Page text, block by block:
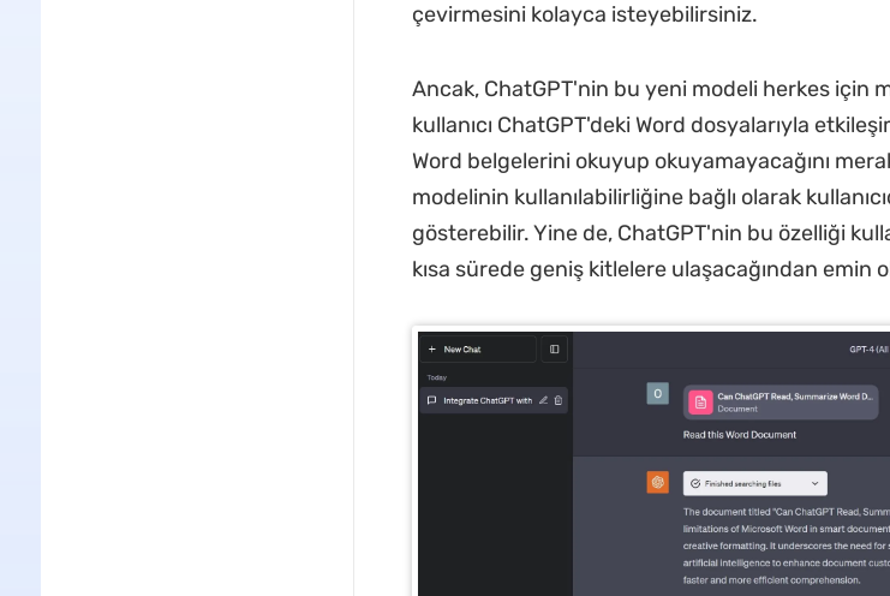
çevirmesini kolayca isteyebilirsiniz.
Ancak, ChatGPT'nin bu yeni modeli herkes için
kullanıcı ChatGPT'deki Word dosyalarıyla
Word belgelerini okuyup okuyamayacağını
modelinin kullanılabilirliğine bağlı olarak
gösterebilir. Yine de, ChatGPT'nin bu özelliği
kısa sürede geniş kitlelere ulaşacağından emin